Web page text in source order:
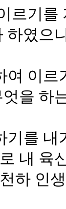
르기를
하였으
이르
을 하
를 내
내 육
하 인